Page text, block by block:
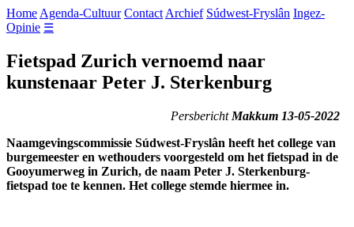
Home Agenda-Cultuur Contact Archief Súdwest-Fryslân Ingez-
Opinie ☰
Fietspad Zurich vernoemd naar
kunstenaar Peter J. Sterkenburg
Persbericht Makkum 13-05-2022
Naamgevingscommissie Súdwest-Fryslân heeft het college van
burgemeester en wethouders voorgesteld om het fietspad in de
Gooyumerweg in Zurich, de naam Peter J. Sterkenburg-
fietspad toe te kennen. Het college stemde hiermee in.